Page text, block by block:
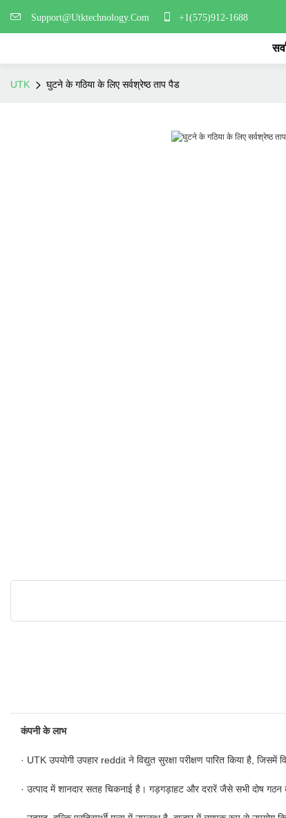
Support@Utktechnology.Com +1(575)912-1688
UTK घुटने के गठिया के लिए सर्वश्रेष्ठ ताप पैड
कंपनी के लाभ
· UTK उपयोगी उपहार reddit ने विद्युत सुरक्षा परीक्षण पारित किया है, जिसमें
· उत्पाद में शानदार सतह चिकनाई है। गड़गड़ाहट और दरारें जैसे सभी दोष गठन